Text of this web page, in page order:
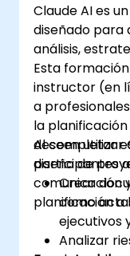
Claude AI es
diseñado para
análisis,
Esta
instructor (en
a
la
deseen
diseño de
comunicación
planificación a
Al completar
participantes
Crear
como
ejecutivos
Analizar